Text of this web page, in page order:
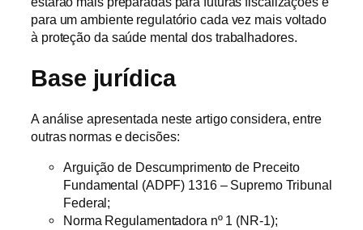
para um ambiente regulatório cada vez mais voltado
à proteção da saúde mental dos trabalhadores.
Base jurídica
A análise apresentada neste artigo considera, entre
outras normas e decisões:
Arguição de Descumprimento de Preceito
Fundamental (ADPF) 1316 – Supremo Tribunal
Federal;
Norma Regulamentadora nº 1 (NR-1);